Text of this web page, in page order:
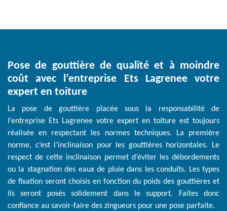
Pose de gouttière de qualité et à moindre
coût avec l’entreprise Ets Lagrenee votre
expert en toiture
La pose de gouttière placée sous la responsabilité de
l’entreprise Ets Lagrenee votre expert en toiture est toujours
réalisée en respectant les normes techniques. La première
norme, c’est l’inclinaison pour les gouttières horizontales. Le
respect de cette inclinaison permet d’éviter les débordements
ou la stagnation des eaux de pluie dans les conduits. Les types
de fixation seront choisis en fonction du poids des gouttières et
ils seront posés solidement dans le support. Faites donc
confiance au savoir-faire des zingueurs pour une pose parfaite.